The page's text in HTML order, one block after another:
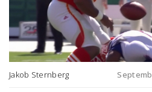
Jakob Sternberg